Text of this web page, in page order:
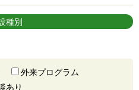
種別
外来プログラム
あり